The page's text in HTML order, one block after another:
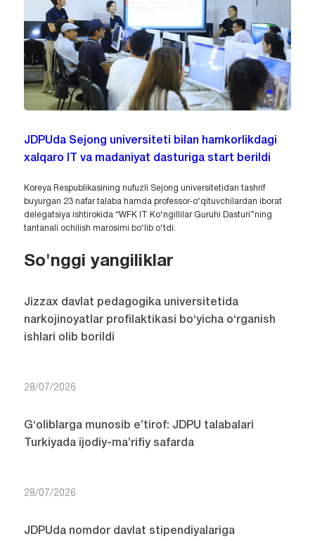
JDPUda Sejong universiteti bilan hamkorlikdagi
xalqaro IT va madaniyat dasturiga start berildi
Koreya Respublikasining nufuzli Sejong universitetidan tashrif
buyurgan 23 nafar talaba hamda professor-o‘qituvchilardan iborat
delegatsiya ishtirokida “WFK IT Ko‘ngillilar Guruhi Dasturi”ning
tantanali ochilish marosimi bo‘lib o‘tdi.
So'nggi yangiliklar
Jizzax davlat pedagogika universitetida
narkojinoyatlar profilaktikasi bo‘yicha o‘rganish
ishlari olib borildi
28/07/2026
G‘oliblarga munosib e’tirof: JDPU talabalari
Turkiyada ijodiy-ma’rifiy safarda
28/07/2026
JDPUda nomdor davlat stipendiyalariga